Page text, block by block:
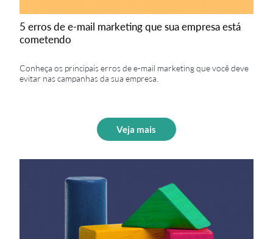
5 erros de e-mail marketing que sua empresa está
cometendo
Conheça os principais erros de e-mail marketing que você deve
evitar nas campanhas da sua empresa.
Veja mais